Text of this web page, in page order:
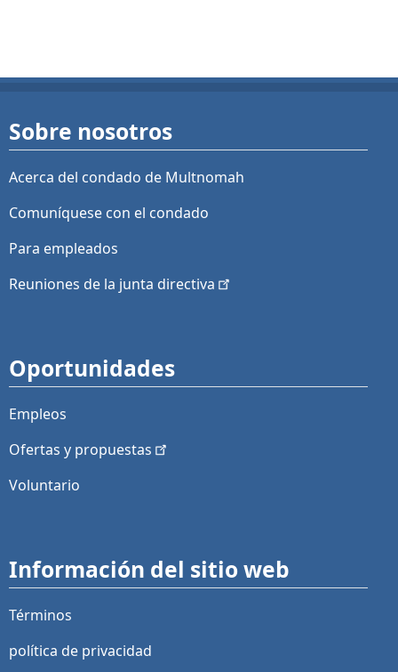
Sobre nosotros
Acerca del condado de Multnomah
Comuníquese con el condado
Para empleados
Reuniones de la junta directiva
Oportunidades
Empleos
Ofertas y propuestas
Voluntario
Información del sitio web
Términos
política de privacidad